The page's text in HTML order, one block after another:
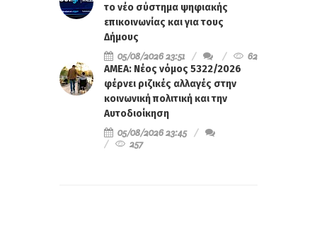
το νέο σύστημα ψηφιακής
επικοινωνίας και για τους
Δήμους
05/08/2026 23:51
62
ΑΜΕΑ: Νέος νόμος 5322/2026
φέρνει ριζικές αλλαγές στην
κοινωνική πολιτική και την
Αυτοδιοίκηση
05/08/2026 23:45
257